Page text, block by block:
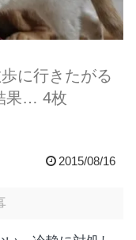
に行きたがる
果… 4枚
2015/08/16